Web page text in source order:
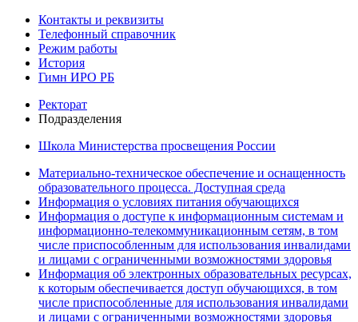
Контакты и реквизиты
Телефонный справочник
Режим работы
История
Гимн ИРО РБ
Ректорат
Подразделения
Школа Министерства просвещения России
Материально-техническое обеспечение и оснащенность
образовательного процесса. Доступная среда
Информация о условиях питания обучающихся
Информация о доступе к информационным системам и
информационно-телекоммуникационным сетям, в том
числе приспособленным для использования инвалидами
и лицами с ограниченными возможностями здоровья
Информация об электронных образовательных ресурсах,
к которым обеспечивается доступ обучающихся, в том
числе приспособленные для использования инвалидами
и лицами с ограниченными возможностями здоровья